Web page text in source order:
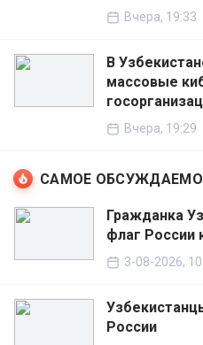
Вчера, 19:33
В
массовые
Вчера, 19:29
САМОЕ
Гражданка
флаг России
3-08-2026,
России